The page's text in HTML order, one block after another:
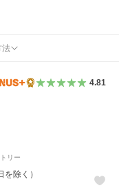
法
4.81
リー
除く）